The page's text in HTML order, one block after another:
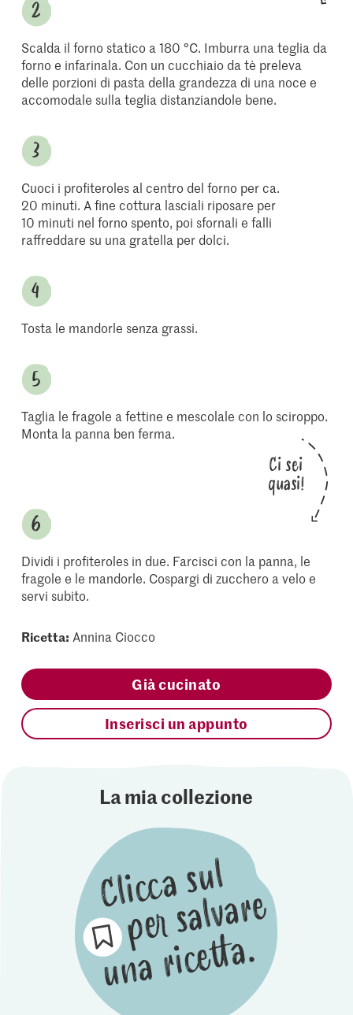
Scalda il forno statico a 180 °C. Imburra una teglia da
forno e infarinala. Con un cucchiaio da tè preleva
delle porzioni di pasta della grandezza di una noce e
accomodale sulla teglia distanziandole bene.
Cuoci i profiteroles al centro del forno per ca.
20 minuti. A fine cottura lasciali riposare per
10 minuti nel forno spento, poi sfornali e falli
raffreddare su una gratella per dolci.
Tosta le mandorle senza grassi.
Taglia le fragole a fettine e mescolale con lo sciroppo.
Monta la panna ben ferma.
Ci sei
quasi!
Dividi i profiteroles in due. Farcisci con la panna, le
fragole e le mandorle. Cospargi di zucchero a velo e
servi subito.
Ricetta: Annina Ciocco
Già cucinato
Inserisci un appunto
La mia collezione